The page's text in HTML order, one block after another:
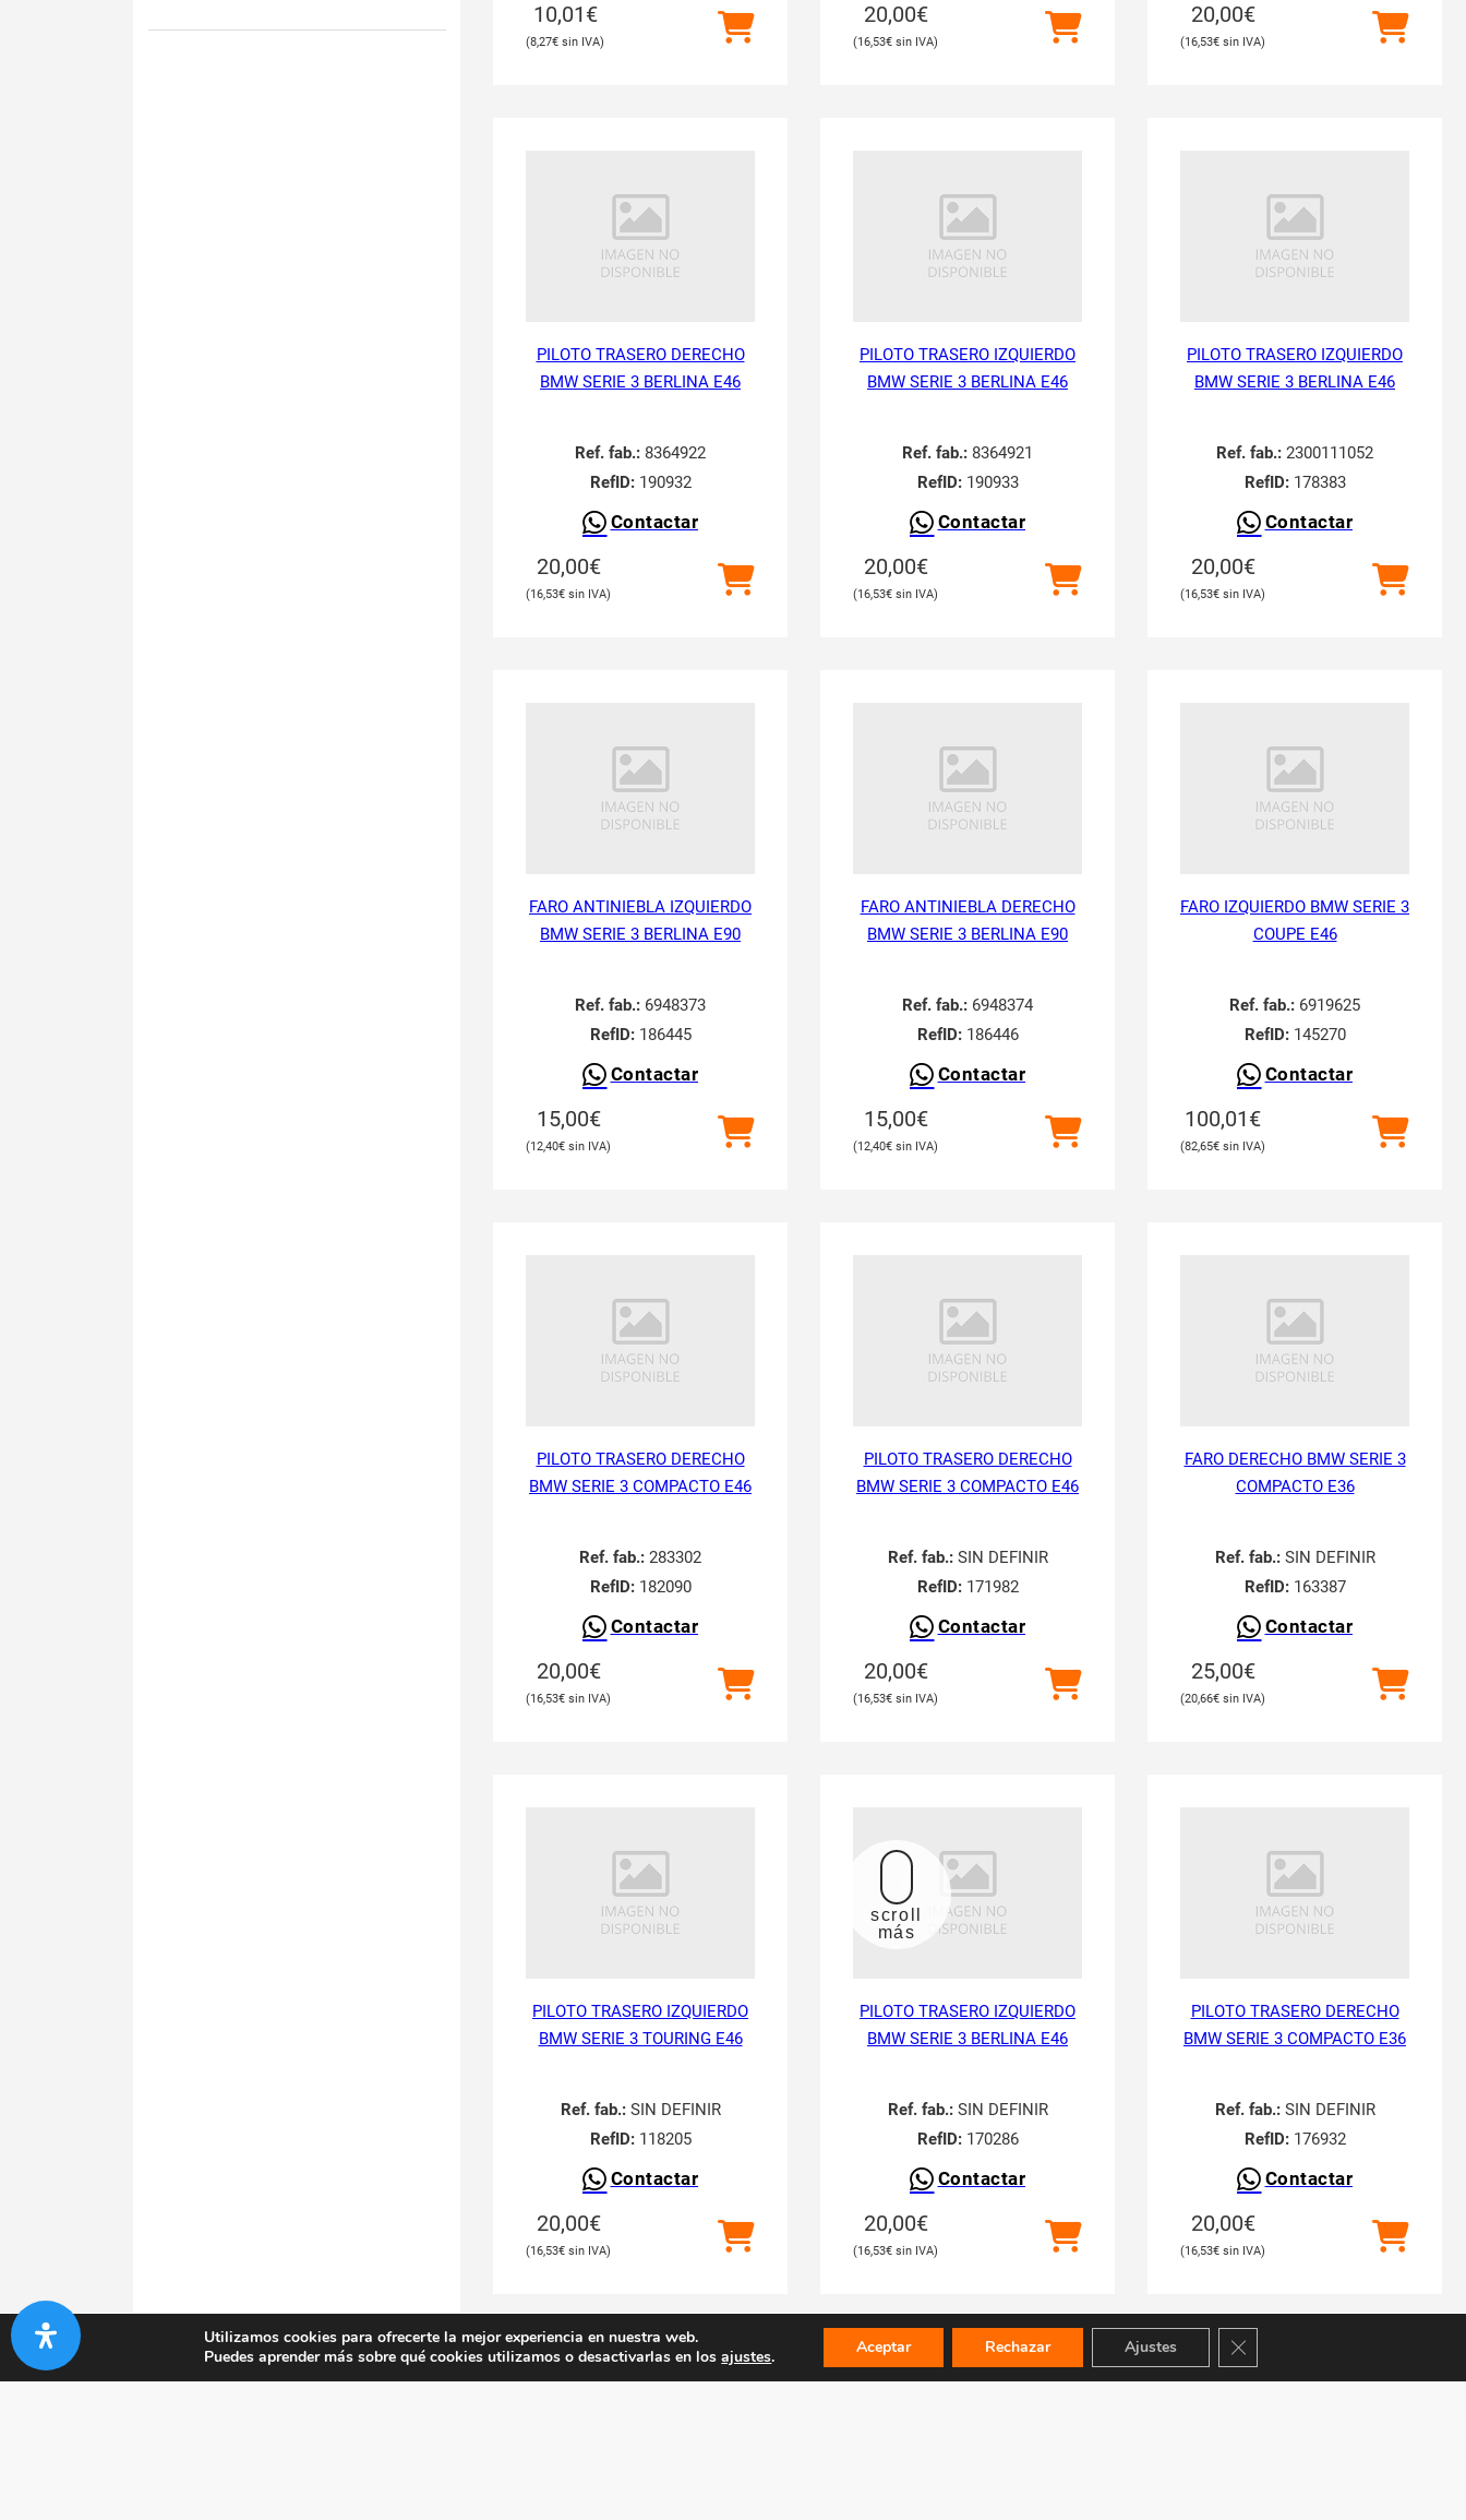
10,01€
8,27€
20,00€
16,53€
20,00€
16,53€
PILOTO TRASERO DERECHO
BMW SERIE 3 BERLINA E46
Ref. fab.: 8364922
RefID:190932
Contactar
20,00€
16,53€
PILOTO TRASERO IZQUIERDO
BMW SERIE 3 BERLINA E46
Ref. fab.: 8364921
RefID:190933
Contactar
20,00€
16,53€
PILOTO TRASERO IZQUIERDO
BMW SERIE 3 BERLINA E46
Ref. fab.: 2300111052
RefID:178383
Contactar
20,00€
16,53€
FARO ANTINIEBLA IZQUIERDO
BMW SERIE 3 BERLINA E90
Ref. fab.: 6948373
RefID:186445
Contactar
15,00€
12,40€
FARO ANTINIEBLA DERECHO
BMW SERIE 3 BERLINA E90
Ref. fab.: 6948374
RefID:186446
Contactar
15,00€
12,40€
FARO IZQUIERDO BMW SERIE 3
COUPE E46
Ref. fab.: 6919625
RefID:145270
Contactar
100,01€
82,65€
PILOTO TRASERO DERECHO
BMW SERIE 3 COMPACTO E46
Ref. fab.: 283302
RefID:182090
Contactar
20,00€
16,53€
PILOTO TRASERO DERECHO
BMW SERIE 3 COMPACTO E46
Ref. fab.:SIN DEFINIR
RefID:171982
Contactar
20,00€
16,53€
FARO DERECHO BMW SERIE 3
COMPACTO E36
Ref. fab.:SIN DEFINIR
RefID:163387
Contactar
25,00€
20,66€
PILOTO TRASERO IZQUIERDO
BMW SERIE 3 TOURING E46
Ref. fab.:SIN DEFINIR
RefID:118205
Contactar
20,00€
16,53€
PILOTO TRASERO IZQUIERDO
BMW SERIE 3 BERLINA E46
Ref. fab.:SIN DEFINIR
RefID:170286
Contactar
20,00€
16,53€
PILOTO TRASERO DERECHO
BMW SERIE 3 COMPACTO E36
Ref. fab.:SIN DEFINIR
RefID:176932
Contactar
20,00€
16,53€
scroll
más
Utilizamos cookies para ofrecerte la mejor experiencia en nuestra web.
Puedes aprender más sobre qué cookies utilizamos o desactivarlas en losajustes. Aceptar Rechazar Ajustes Cerrar el banner de cookies RGPD